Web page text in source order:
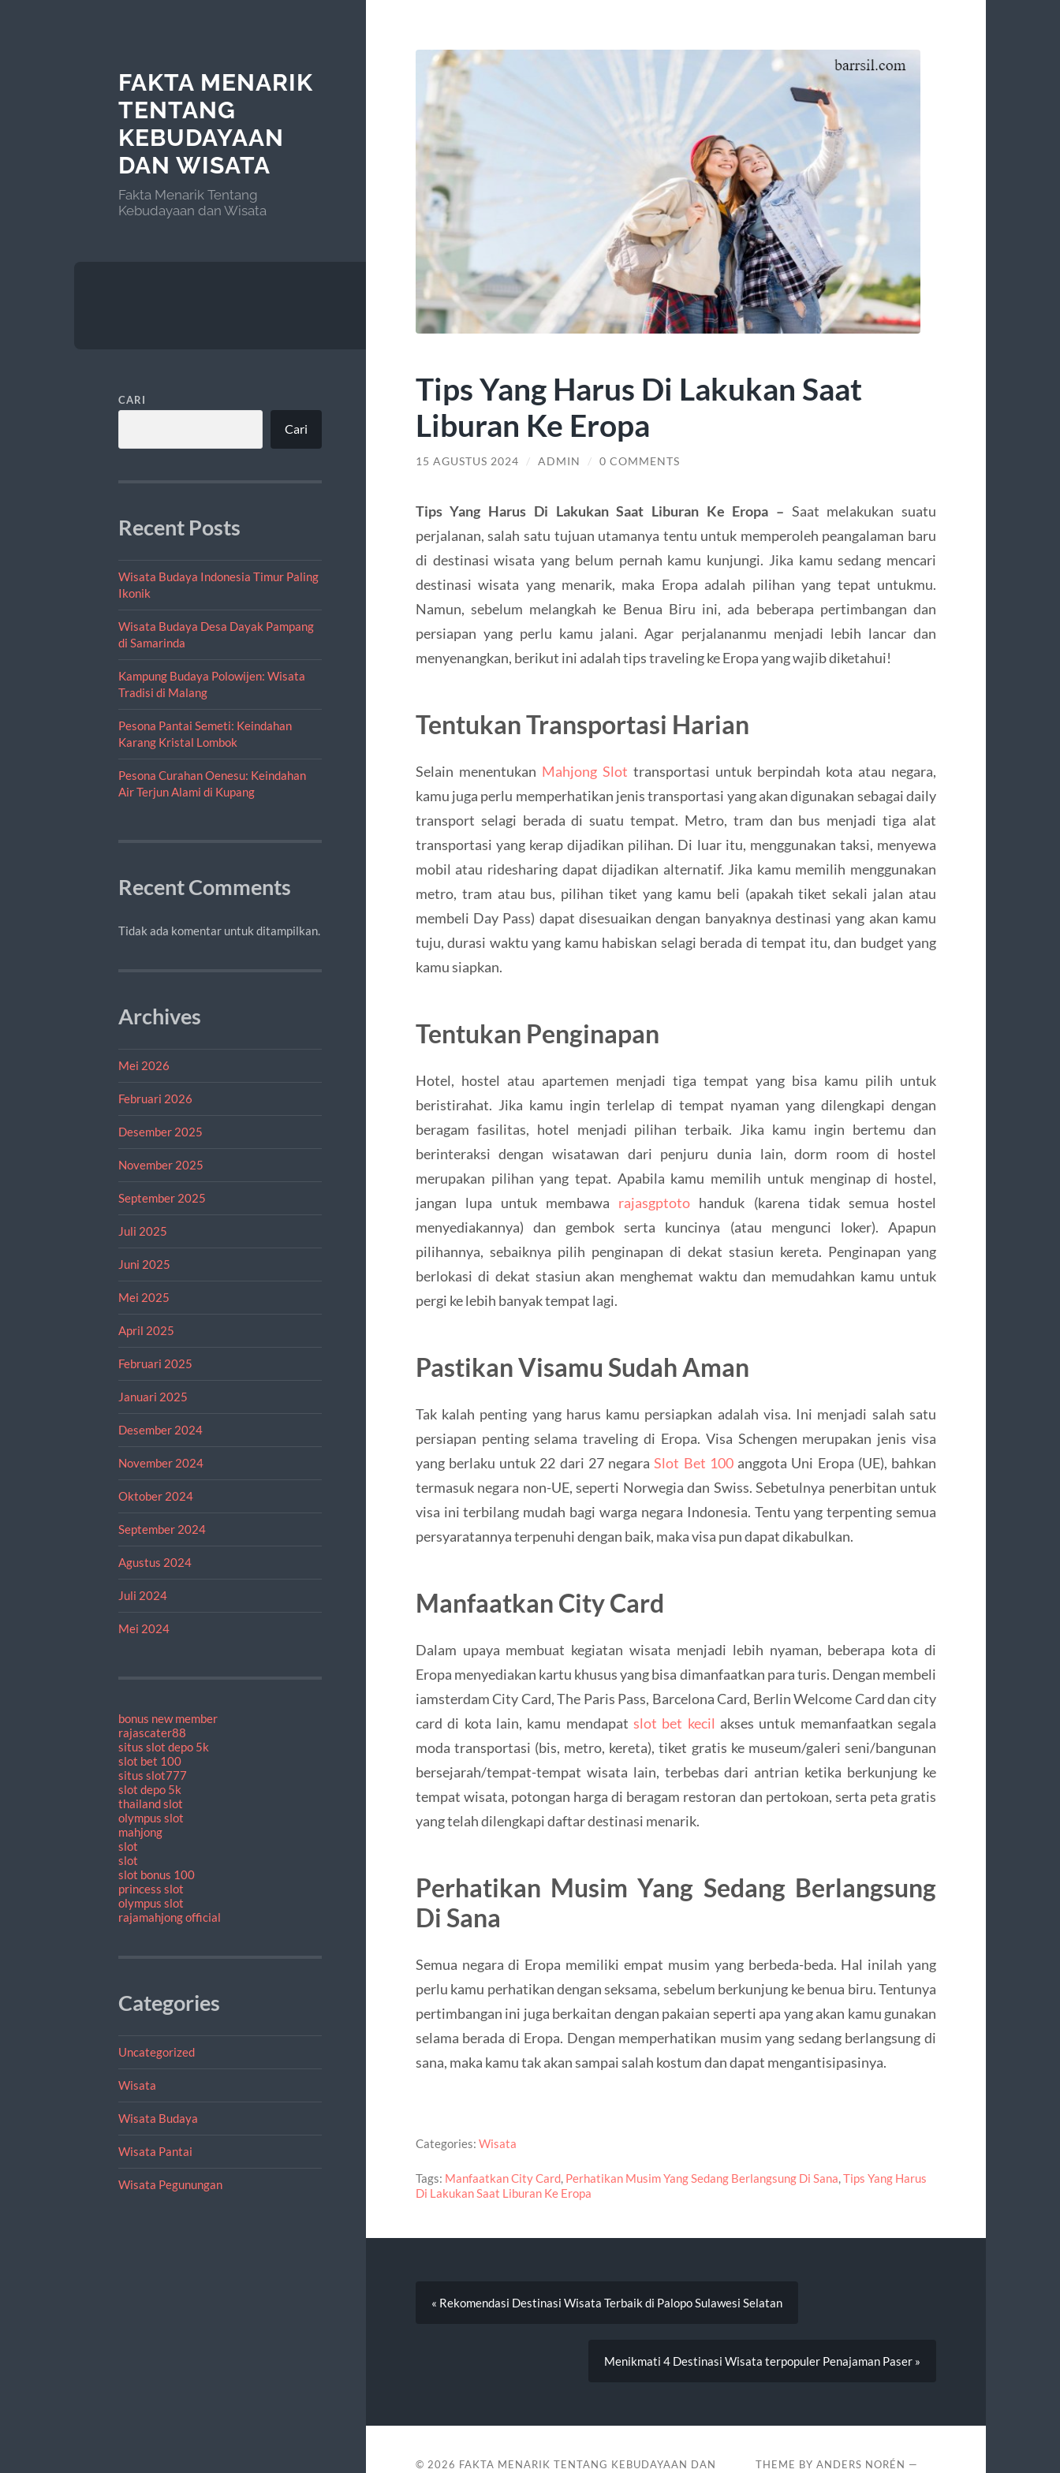
FAKTA MENARIK
TENTANG
KEBUDAYAAN
DAN WISATA
Fakta Menarik Tentang
Kebudayaan dan Wisata
CARI
Cari
Recent Posts
Wisata Budaya Indonesia Timur Paling
Ikonik
Wisata Budaya Desa Dayak Pampang
di Samarinda
Kampung Budaya Polowijen: Wisata
Tradisi di Malang
Pesona Pantai Semeti: Keindahan
Karang Kristal Lombok
Pesona Curahan Oenesu: Keindahan
Air Terjun Alami di Kupang
Recent Comments
Tidak ada komentar untuk ditampilkan.
Archives
Mei 2026
Februari 2026
Desember 2025
November 2025
September 2025
Juli 2025
Juni 2025
Mei 2025
April 2025
Februari 2025
Januari 2025
Desember 2024
November 2024
Oktober 2024
September 2024
Agustus 2024
Juli 2024
Mei 2024
bonus new member
rajascater88
situs slot depo 5k
slot bet 100
situs slot777
slot depo 5k
thailand slot
olympus slot
mahjong
slot
slot
slot bonus 100
princess slot
olympus slot
rajamahjong official
Categories
Uncategorized
Wisata
Wisata Budaya
Wisata Pantai
Wisata Pegunungan
Tips Yang Harus Di Lakukan Saat
Liburan Ke Eropa
15 AGUSTUS 2024 / ADMIN / 0 COMMENTS
Tips Yang Harus Di Lakukan Saat Liburan Ke Eropa – Saat melakukan suatu
perjalanan, salah satu tujuan utamanya tentu untuk memperoleh peangalaman baru
di destinasi wisata yang belum pernah kamu kunjungi. Jika kamu sedang mencari
destinasi wisata yang menarik, maka Eropa adalah pilihan yang tepat untukmu.
Namun, sebelum melangkah ke Benua Biru ini, ada beberapa pertimbangan dan
persiapan yang perlu kamu jalani. Agar perjalananmu menjadi lebih lancar dan
menyenangkan, berikut ini adalah tips traveling ke Eropa yang wajib diketahui!
Tentukan Transportasi Harian
Selain menentukan Mahjong Slot transportasi untuk berpindah kota atau negara,
kamu juga perlu memperhatikan jenis transportasi yang akan digunakan sebagai daily
transport selagi berada di suatu tempat. Metro, tram dan bus menjadi tiga alat
transportasi yang kerap dijadikan pilihan. Di luar itu, menggunakan taksi, menyewa
mobil atau ridesharing dapat dijadikan alternatif. Jika kamu memilih menggunakan
metro, tram atau bus, pilihan tiket yang kamu beli (apakah tiket sekali jalan atau
membeli Day Pass) dapat disesuaikan dengan banyaknya destinasi yang akan kamu
tuju, durasi waktu yang kamu habiskan selagi berada di tempat itu, dan budget yang
kamu siapkan.
Tentukan Penginapan
Hotel, hostel atau apartemen menjadi tiga tempat yang bisa kamu pilih untuk
beristirahat. Jika kamu ingin terlelap di tempat nyaman yang dilengkapi dengan
beragam fasilitas, hotel menjadi pilihan terbaik. Jika kamu ingin bertemu dan
berinteraksi dengan wisatawan dari penjuru dunia lain, dorm room di hostel
merupakan pilihan yang tepat. Apabila kamu memilih untuk menginap di hostel,
jangan lupa untuk membawa rajasgptoto handuk (karena tidak semua hostel
menyediakannya) dan gembok serta kuncinya (atau mengunci loker). Apapun
pilihannya, sebaiknya pilih penginapan di dekat stasiun kereta. Penginapan yang
berlokasi di dekat stasiun akan menghemat waktu dan memudahkan kamu untuk
pergi ke lebih banyak tempat lagi.
Pastikan Visamu Sudah Aman
Tak kalah penting yang harus kamu persiapkan adalah visa. Ini menjadi salah satu
persiapan penting selama traveling di Eropa. Visa Schengen merupakan jenis visa
yang berlaku untuk 22 dari 27 negaraSlot Bet 100anggota Uni Eropa (UE), bahkan
termasuk negara non-UE, seperti Norwegia dan Swiss. Sebetulnya penerbitan untuk
visa ini terbilang mudah bagi warga negara Indonesia. Tentu yang terpenting semua
persyaratannya terpenuhi dengan baik, maka visa pun dapat dikabulkan.
Manfaatkan City Card
Dalam upaya membuat kegiatan wisata menjadi lebih nyaman, beberapa kota di
Eropa menyediakan kartu khusus yang bisa dimanfaatkan para turis. Dengan membeli
iamsterdam City Card, The Paris Pass, Barcelona Card, Berlin Welcome Card dan city
card di kota lain, kamu mendapat slot bet kecil akses untuk memanfaatkan segala
moda transportasi (bis, metro, kereta), tiket gratis ke museum/galeri seni/bangunan
bersejarah/tempat-tempat wisata lain, terbebas dari antrian ketika berkunjung ke
tempat wisata, potongan harga di beragam restoran dan pertokoan, serta peta gratis
yang telah dilengkapi daftar destinasi menarik.
Perhatikan Musim Yang Sedang Berlangsung
Di Sana
Semua negara di Eropa memiliki empat musim yang berbeda-beda. Hal inilah yang
perlu kamu perhatikan dengan seksama, sebelum berkunjung ke benua biru. Tentunya
pertimbangan ini juga berkaitan dengan pakaian seperti apa yang akan kamu gunakan
selama berada di Eropa. Dengan memperhatikan musim yang sedang berlangsung di
sana, maka kamu tak akan sampai salah kostum dan dapat mengantisipasinya.
Categories: Wisata
Tags: Manfaatkan City Card, Perhatikan Musim Yang Sedang Berlangsung Di Sana,Tips Yang Harus
Di Lakukan Saat Liburan Ke Eropa
« Rekomendasi Destinasi Wisata Terbaik di Palopo Sulawesi Selatan
Menikmati 4 Destinasi Wisata terpopuler Penajaman Paser »
© 2026 FAKTA MENARIK TENTANG KEBUDAYAAN DAN THEME BYANDERS NORÉN —